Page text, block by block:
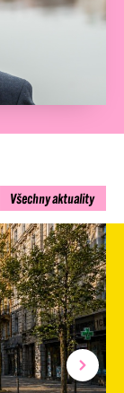
Všechny aktuality